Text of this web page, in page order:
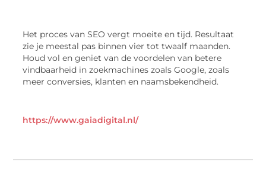
Het proces van SEO vergt moeite en tijd. Resultaat
zie je meestal pas binnen vier tot twaalf maanden.
Houd vol en geniet van de voordelen van betere
vindbaarheid in zoekmachines zoals Google, zoals
meer conversies, klanten en naamsbekendheid.
https://www.gaiadigital.nl/